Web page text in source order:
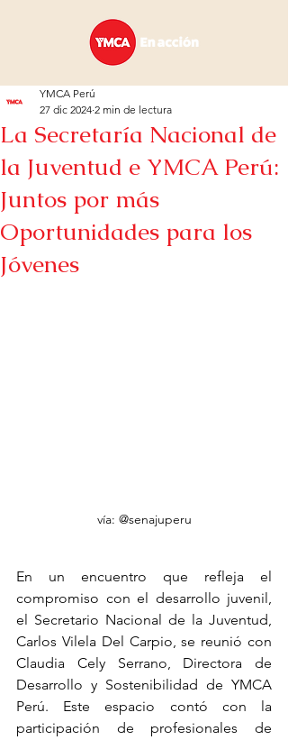
La Secretaría Nacional de
la Juventud e YMCA Perú:
Juntos por más
Oportunidades para los
Jóvenes
YMCA Perú
27 dic 2024 2 min de lectura
vía: @senajuperu
En un encuentro que refleja el
compromiso con el desarrollo juvenil,
el Secretario Nacional de la Juventud,
Carlos Vilela Del Carpio, se reunió con
Claudia Cely Serrano, Directora de
Desarrollo y Sostenibilidad de YMCA
Perú. Este espacio contó con la
participación de profesionales de